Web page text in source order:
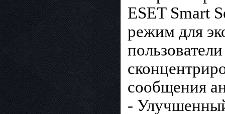
ESET Smart
режим для
сообщения
-